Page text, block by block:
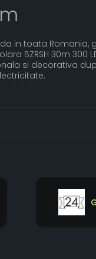
in toata Romania,
BZRSH 30m 300
si decorativa